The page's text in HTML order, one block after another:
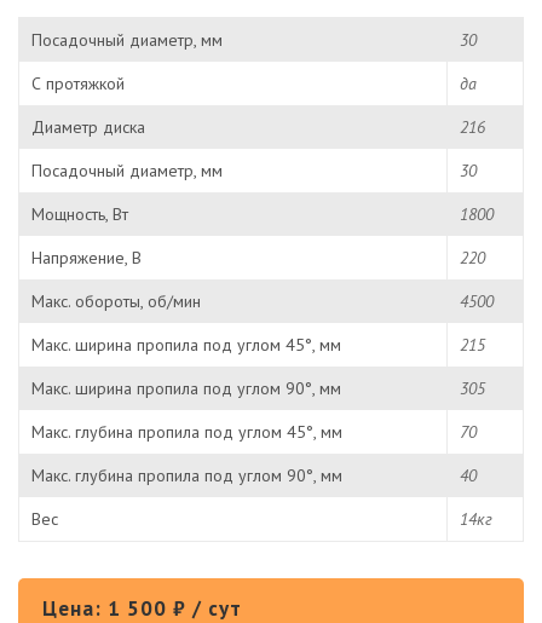
Посадочный диаметр, мм
30
С протяжкой
да
Диаметр диска
216
Посадочный диаметр, мм
30
Мощность, Вт
1800
Напряжение, В
220
Макс. обороты, об/мин
4500
Макс. ширина пропила под углом 45°, мм
215
Макс. ширина пропила под углом 90°, мм
305
Макс. глубина пропила под углом 45°, мм
70
Макс. глубина пропила под углом 90°, мм
40
Вес
14кг
Цена: 1 500 ₽ / сут